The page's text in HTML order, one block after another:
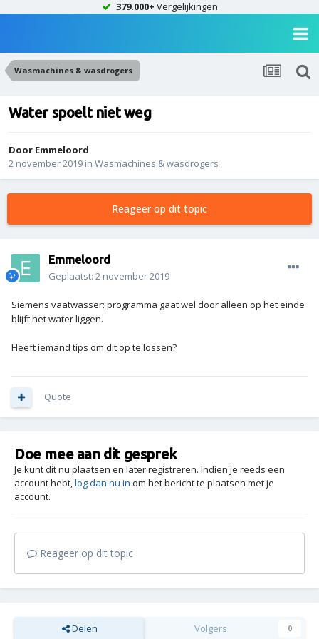
379.000+ Vergelijkingen
Wasmachines & wasdrogers
Water spoelt niet weg
Door Emmeloord
2 november 2019 in Wasmachines & wasdrogers
Reageer op dit topic
Emmeloord
Geplaatst: 2 november 2019
Siemens vaatwasser: programma gaat wel door alleen op het einde
blijft het water liggen.
Heeft iemand tips om dit op te lossen?
Quote
Doe mee aan dit gesprek
Je kunt dit nu plaatsen en later registreren. Indien je reeds een
account hebt,log dan nu in om het bericht te plaatsen met je
account.
Reageer op dit topic
Delen Volgers 0